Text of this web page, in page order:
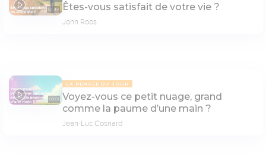
07:49 Êtes-vous satisfait de votre vie ?
John Roos
08:01
LA PENSÉE DU JOUR
Voyez-vous ce petit nuage, grand
comme la paume d’une main ?
Jean-Luc Cosnard